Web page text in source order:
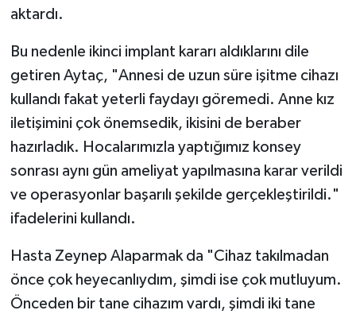
aktardı.
Bu nedenle ikinci implant kararı aldıklarını dile
getiren Aytaç, "Annesi de uzun süre işitme cihazı
kullandı fakat yeterli faydayı göremedi. Anne kız
iletişimini çok önemsedik, ikisini de beraber
hazırladık. Hocalarımızla yaptığımız konsey
sonrası aynı gün ameliyat yapılmasına karar verildi
ve operasyonlar başarılı şekilde gerçekleştirildi."
ifadelerini kullandı.
Hasta Zeynep Alaparmak da "Cihaz takılmadan
önce çok heyecanlıydım, şimdi ise çok mutluyum.
Önceden bir tane cihazım vardı, şimdi iki tane